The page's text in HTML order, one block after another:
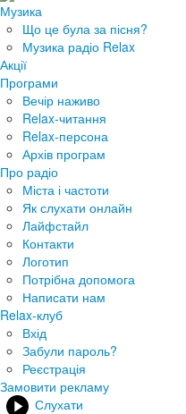
Музика
Що це була за пісня?
Музика радіо Relax
Акції
Програми
Вечір наживо
Relax-читання
Relax-персона
Архів програм
Про радіо
Міста і частоти
Як слухати онлайн
Лайфстайл
Контакти
Логотип
Потрібна допомога
Написати нам
Relax-клуб
Вхід
Забули пароль?
Реєстрація
Замовити рекламу
Слухати